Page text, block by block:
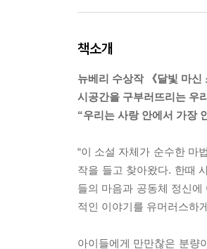
책소개
뉴베리 수상작 《달빛 마신
시공간을 구부러뜨리는 우
“우리는 사랑 안에서 가장
“이 소설 자체가 순수한 마
작을 들고 찾아왔다. 한때
들의 마음과 공동체 정신
적인 이야기를 유머러스하
아이들에게 만만찮은 분량